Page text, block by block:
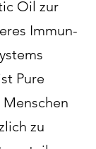
Oil zur
Immun-
Pure
zu